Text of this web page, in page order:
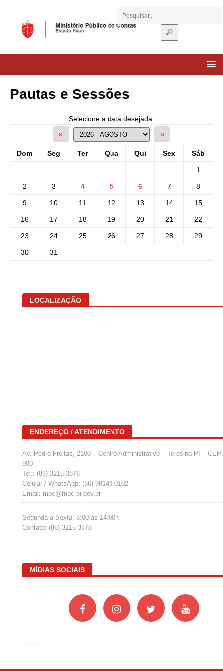
Pautas e Sessões
Selecione a data desejada:
«
»
Dom Seg Ter Qua Qui Sex Sáb
1
2 3 4 5 6 7 8
9 10 11 12 13 14 15
16 17 18 19 20 21 22
23 24 25 26 27 28 29
30 31
LOCALIZAÇÃO
ENDEREÇO / ATENDIMENTO
Av. Pedro Freitas, 2100 – Centro Administrativo – Teresina-PI –
900
Tel.: (86) 3215-3876
Celular / WhatsApp: (86) 98140-0102
Email: mpc@mpc.pi.gov.br
Segunda a Sexta, 8:00 às 14:00h
Contato: (86) 3215-3878
MÍDIAS SOCIAIS